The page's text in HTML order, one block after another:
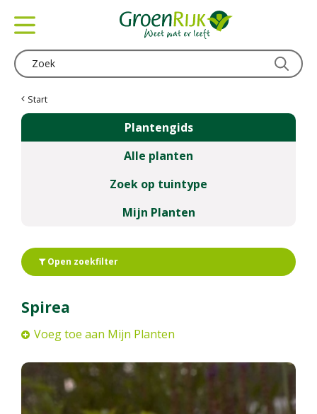
Start
Plantengids
Alle planten
Zoek op tuintype
Mijn Planten
Open zoekfilter
Spirea
Voeg toe aan Mijn Planten